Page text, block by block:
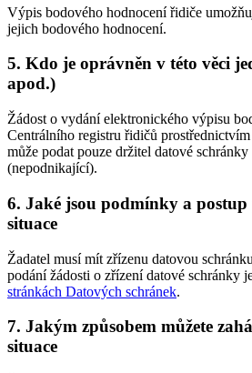
Výpis bodového hodnocení řidiče
jejich bodového hodnocení.
5. Kdo je oprávněn v této věci
apod.)
Žádost o vydání elektronického výpisu
Centrálního registru řidičů
může podat pouze držitel datové
(nepodnikající).
6. Jaké jsou podmínky a
situace
Žadatel musí mít zřízenu datovou
podání žádosti o zřízení datové schránky
stránkách Datových schránek.
7. Jakým způsobem můžete
situace